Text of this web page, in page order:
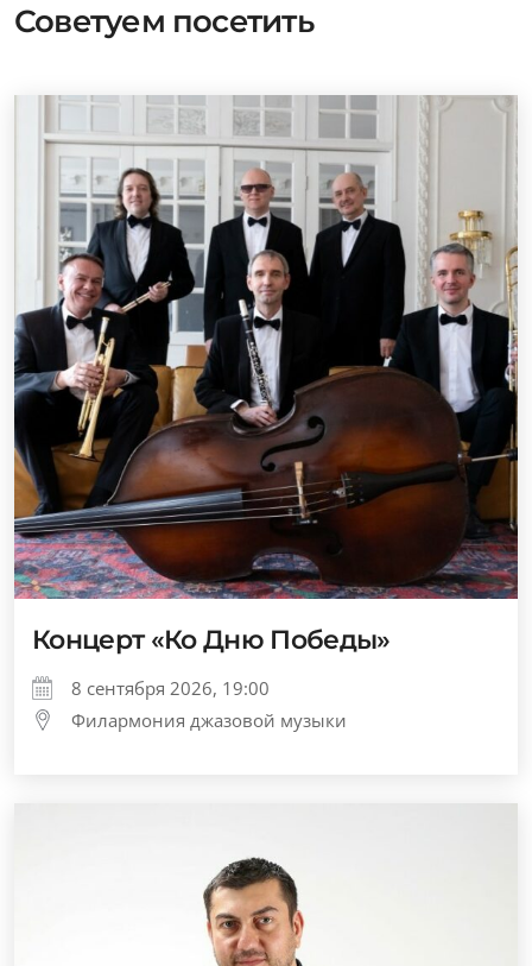
Советуем посетить
Концерт «Ко Дню Победы»
8 сентября 2026, 19:00
Филармония джазовой музыки